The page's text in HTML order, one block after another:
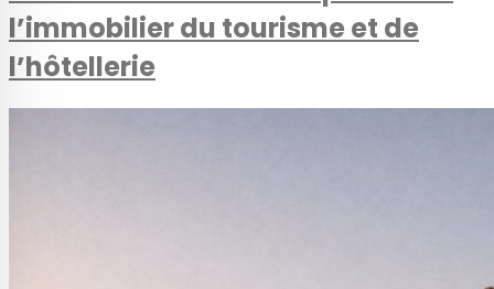
l’immobilier du tourisme et de
l’hôtellerie